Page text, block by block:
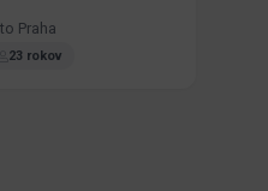
Praha
23 rokov